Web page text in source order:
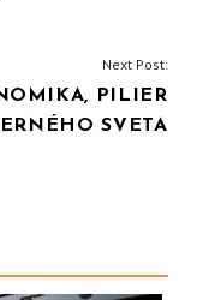
Next Post:
PILIER
SVETA